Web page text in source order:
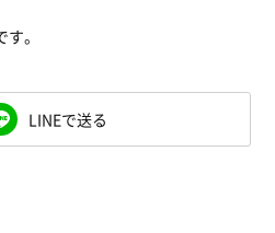
。
LINEで送る